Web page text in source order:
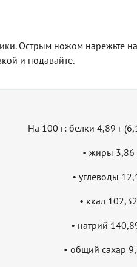
Острым ножом нарежьте
и подавайте.
На 100 г: белки 4,89 г
• жиры 3,86
• углеводы
• ккал
• натрий
• общий сахар